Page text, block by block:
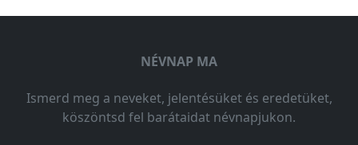
NÉVNAP MA
Ismerd meg a neveket, jelentésüket és eredetüket,
köszöntsd fel barátaidat névnapjukon.